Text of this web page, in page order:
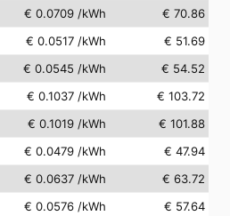
€ 0.0709 /kWh
€ 70.86
€ 0.0517 /kWh
€ 51.69
€ 0.0545 /kWh
€ 54.52
€ 0.1037 /kWh
€ 103.72
€ 0.1019 /kWh
€ 101.88
€ 0.0479 /kWh
€ 47.94
€ 0.0637 /kWh
€ 63.72
€ 0.0576 /kWh
€ 57.64